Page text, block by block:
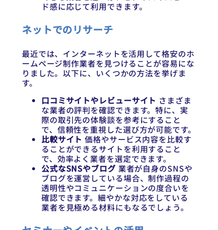
ド感に応じて利用できます。
ネットでのリサーチ
最近では、インターネットを活用して格安のホ
ームページ制作業者を見つけることが容易にな
りました。以下に、いくつかの方法を挙げま
す。
口コミサイトやレビューサイト さまざま
な業者の評判を確認できます。特に、実
際の取引先の体験談を参考にすること
で、信頼性を重視した選び方が可能です。
比較サイト 価格やサービス内容を比較す
ることができるサイトを利用すること
で、効率よく業者を選定できます。
公式なSNSやブログ業者が自身のSNSや
ブログを運営している場合、制作過程の
透明性やコミュニケーションの度合いを
確認できます。細やかな対応をしている
業者を見極める材料にもなるでしょう。